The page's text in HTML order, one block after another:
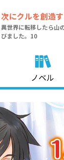
次にクルを創造
異世界に転移したら山
びました。10
ノベル